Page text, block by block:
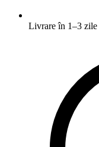
Livrare în 1–3 zile